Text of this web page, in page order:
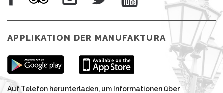
APPLIKATION DER MANUFAKTURA
Auf Telefon herunterladen, um Informationen über